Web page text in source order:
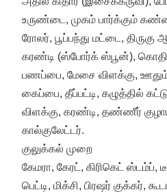
உருண்டை, முகம் பார்க்கும்
ரோலர், பூப்பந்து மட்டை,
கரண்டி (ஸ்போர்க் ஸ்பூன்), கொதி
பணப்பை, மேசை விளக்கு,
கைப்பை, தீப்பட்டி, கழுத்தில்
விளக்கு, கரண்டி, தண்ணீர்
கால்குலேட்டர்.
குலுக்கல் முறை
கேமரா, கேரட், கிரிகெட் ஸ்டம்ப்,
பெட்டி, மிக்சி, பிரஷர்